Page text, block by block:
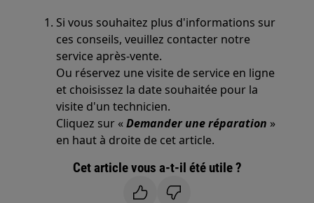
Si vous souhaitez plus d'informations sur
ces conseils, veuillez contacter notre
service après-vente.
Ou réservez une visite de service en ligne
et choisissez la date souhaitée pour la
visite d'un technicien.
Cliquez sur «Demander une réparation »
en haut à droite de cet article.
Cet article vous a-t-il été utile ?